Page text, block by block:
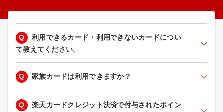
Q
利用できるカード・利用できないカードについ
て教えてください。
Q 家族カードは利用できますか？
Q
楽天カードクレジット決済で付与されたポイン